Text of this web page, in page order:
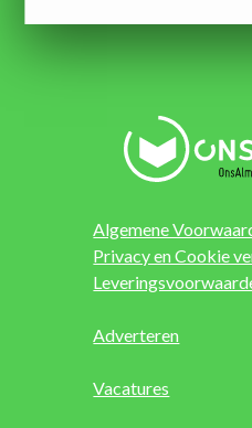
Algemene
Privacy en Cookie
Adverteren
Vacatures